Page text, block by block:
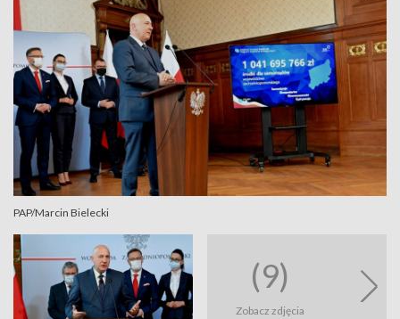
PAP/Marcin Bielecki
(9)
Zobacz zdjęcia